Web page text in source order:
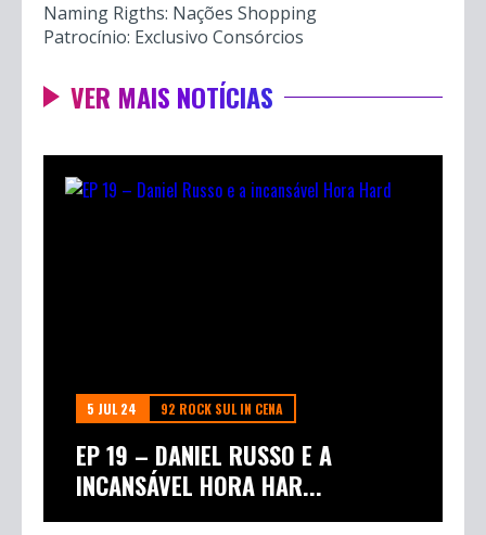
Naming Rigths: Nações Shopping
Patrocínio: Exclusivo Consórcios
VER MAIS NOTÍCIAS
5 JUL 24 92 ROCK SUL IN CENA
EP 19 – DANIEL RUSSO E A
INCANSÁVEL HORA HAR...